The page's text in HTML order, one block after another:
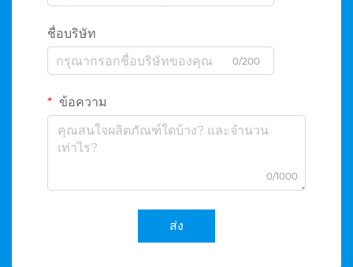
ชื่อบริษัท
0/200
ข้อความ
0/1000
ส่ง